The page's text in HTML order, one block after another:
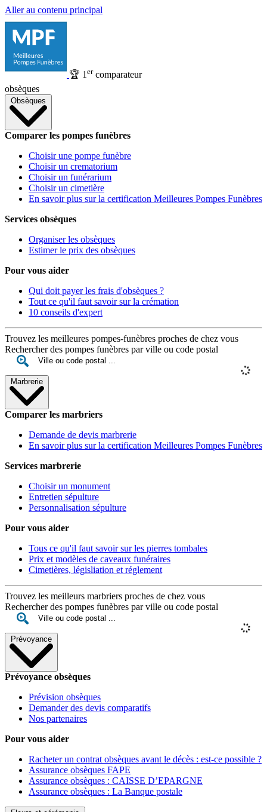
Aller au contenu principal
🏆 1 ercomparateur
obsèques
Obsèques
Comparer les pompes funèbres
Choisir une pompe funèbre
Choisir un crematorium
Choisir un funérarium
Choisir un cimetière
En savoir plus sur la certification Meilleures Pompes Funèbres
Services obsèques
Organiser les obsèques
Estimer le prix des obsèques
Pour vous aider
Qui doit payer les frais d'obsèques ?
Tout ce qu'il faut savoir sur la crémation
10 conseils d'expert
Trouvez les meilleures pompes-funèbres proches de chez vous
Rechercher des pompes funèbres par ville ou code postal
Marbrerie
Comparer les marbriers
Demande de devis marbrerie
En savoir plus sur la certification Meilleures Pompes Funèbres
Services marbrerie
Choisir un monument
Entretien sépulture
Personnalisation sépulture
Pour vous aider
Tous ce qu'il faut savoir sur les pierres tombales
Prix et modèles de caveaux funéraires
Cimetières, législiation et réglement
Trouvez les meilleurs marbriers proches de chez vous
Rechercher des pompes funèbres par ville ou code postal
Prévoyance
Prévoyance obsèques
Prévision obsèques
Demander des devis comparatifs
Nos partenaires
Pour vous aider
Racheter un contrat obsèques avant le décès : est-ce possible ?
Assurance obsèques FAPE
Assurance obsèques : CAISSE D’EPARGNE
Assurance obsèques : La Banque postale